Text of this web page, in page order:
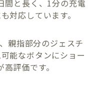
間と長く、1分の充電
対応しています。
親指部分のジェスチ
能なボタンにショー
評価です。